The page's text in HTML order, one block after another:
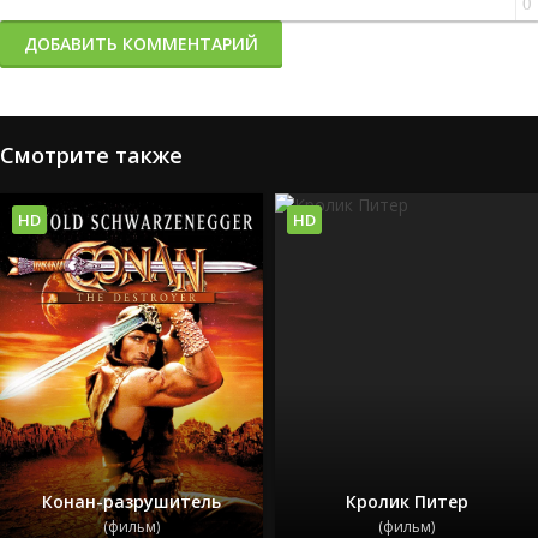
ДОБАВИТЬ КОММЕНТАРИЙ
Смотрите также
Конан-разрушитель
(фильм)
HD
Кролик Питер
(фильм)
HD